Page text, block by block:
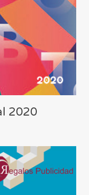
2020